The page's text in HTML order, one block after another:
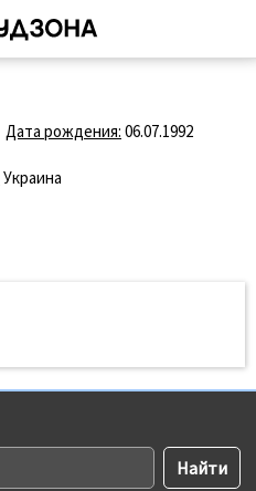
Дата рождения: 06.07.1992
Украина